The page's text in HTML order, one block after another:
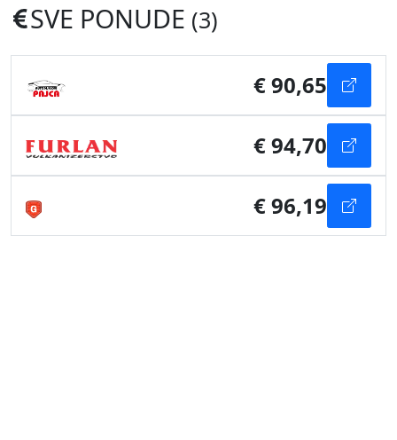
SVE PONUDE (3)
€ 90,65
€ 94,70
€ 96,19